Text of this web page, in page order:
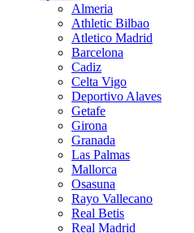
Almeria
Athletic Bilbao
Atletico Madrid
Barcelona
Cadiz
Celta Vigo
Deportivo Alaves
Getafe
Girona
Granada
Las Palmas
Mallorca
Osasuna
Rayo Vallecano
Real Betis
Real Madrid